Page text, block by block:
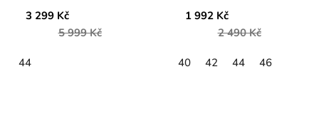
3 299 Kč
5 999 Kč
44
1 992 Kč
2 490 Kč
40 42 44 46